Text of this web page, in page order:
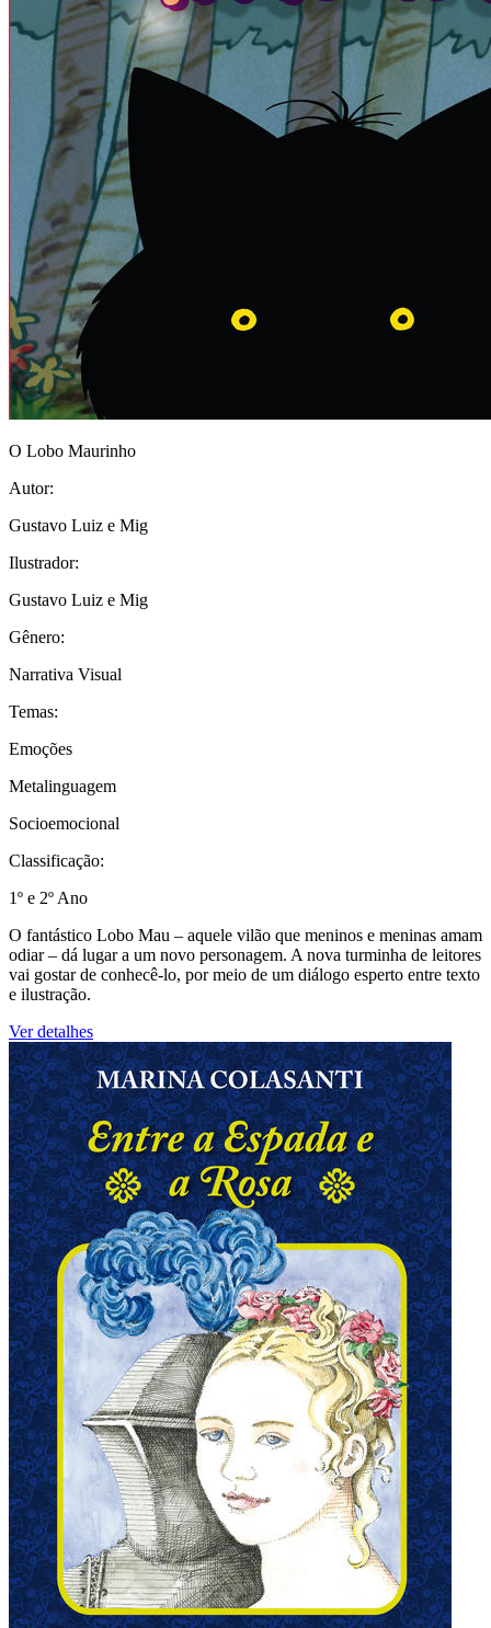
O Lobo Maurinho
Autor:
Gustavo Luiz e Mig
Ilustrador:
Gustavo Luiz e Mig
Gênero:
Narrativa Visual
Temas:
Emoções
Metalinguagem
Socioemocional
Classificação:
1º e 2º Ano
O fantástico Lobo Mau – aquele vilão que meninos e meninas amam
odiar – dá lugar a um novo personagem. A nova turminha de leitores
vai gostar de conhecê-lo, por meio de um diálogo esperto entre texto
e ilustração.
Ver detalhes